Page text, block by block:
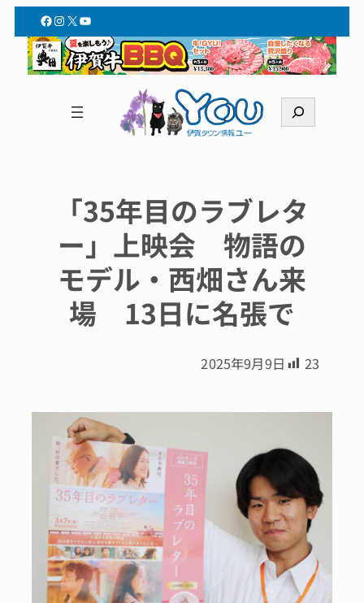
Facebook
Instagram
X YouTube
索
「35年目のラブレタ
ー」上映会 物語の
モデル・西畑さん来
場 13日に名張で
2025年9月9日 23